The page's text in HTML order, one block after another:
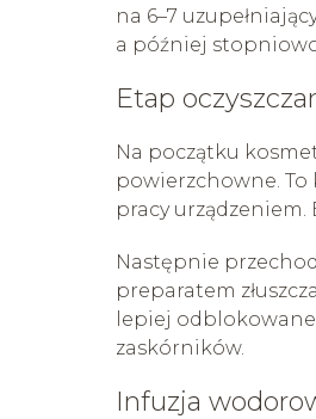
na 6–7
a później
Etap
Na początku
powierzchowne. To
pracy
Następnie
preparatem
lepiej
zaskórników.
Infuzja